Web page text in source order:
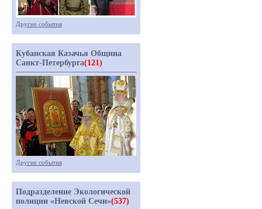
Другие события
Кубанская Казачья Община
Санкт-Петербурга(121)
Другие события
Подразделение Экологической
полиции «Невской Сечи»(537)